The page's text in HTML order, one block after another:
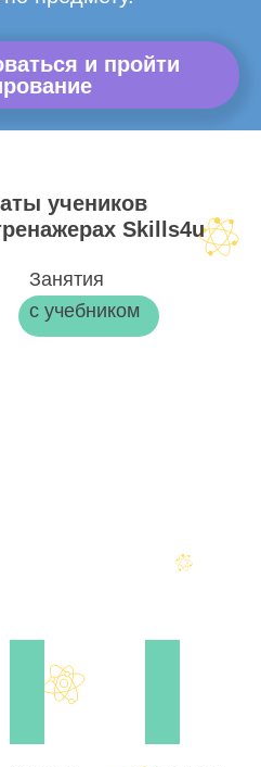
и пройти
учеников
Skills4u
Занятия
с учебником